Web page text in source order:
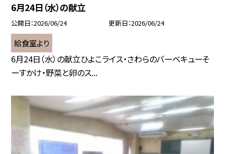
6月24日（水）の献立
公開日 2026/06/24 更新日 2026/06/24
給食室より
6月24日（水）の献立ひよこライス・さわらのバーベキューそ
ーすかけ・野菜と卵のス...